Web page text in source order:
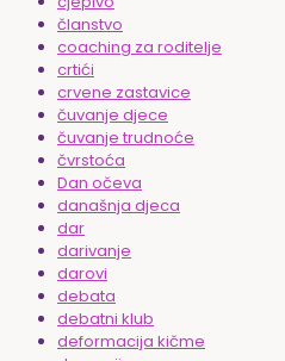
članstvo
coaching za roditelje
crtići
crvene zastavice
čuvanje djece
čuvanje trudnoće
čvrstoća
Dan očeva
današnja djeca
dar
darivanje
darovi
debata
debatni klub
deformacija kičme